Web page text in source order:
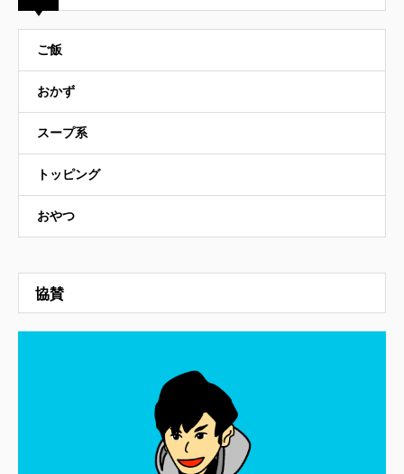
ご飯
おかず
スープ系
トッピング
おやつ
協賛